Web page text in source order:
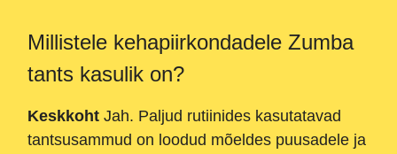
Millistele kehapiirkondadele Zumba
tants kasulik on?
Keskkoht Jah. Paljud rutiinides kasutatavad
tantsusammud on loodud mõeldes puusadele ja